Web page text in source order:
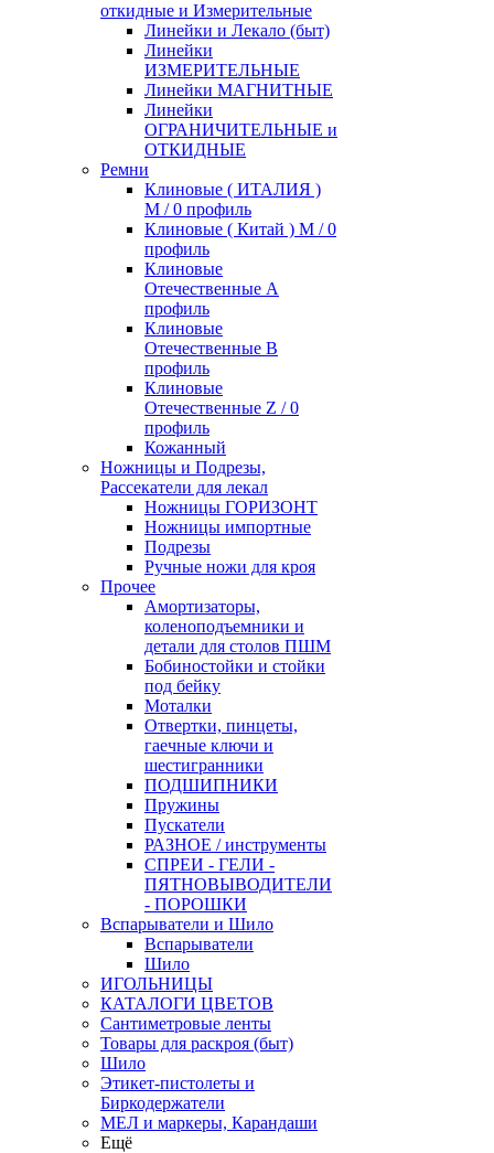
откидные и Измерительные
Линейки и Лекало (быт)
Линейки
ИЗМЕРИТЕЛЬНЫЕ
Линейки МАГНИТНЫЕ
Линейки
ОГРАНИЧИТЕЛЬНЫЕ и
ОТКИДНЫЕ
Ремни
Клиновые ( ИТАЛИЯ )
М / 0 профиль
Клиновые ( Китай ) М / 0
профиль
Клиновые
Отечественные А
профиль
Клиновые
Отечественные В
профиль
Клиновые
Отечественные Z / 0
профиль
Кожанный
Ножницы и Подрезы,
Рассекатели для лекал
Ножницы ГОРИЗОНТ
Ножницы импортные
Подрезы
Ручные ножи для кроя
Прочее
Амортизаторы,
коленоподъемники и
детали для столов ПШМ
Бобиностойки и стойки
под бейку
Моталки
Отвертки, пинцеты,
гаечные ключи и
шестигранники
ПОДШИПНИКИ
Пружины
Пускатели
РАЗНОЕ / инструменты
СПРЕИ - ГЕЛИ -
ПЯТНОВЫВОДИТЕЛИ
- ПОРОШКИ
Вспарыватели и Шило
Вспарыватели
Шило
ИГОЛЬНИЦЫ
КАТАЛОГИ ЦВЕТОВ
Сантиметровые ленты
Товары для раскроя (быт)
Шило
Этикет-пистолеты и
Биркодержатели
МЕЛ и маркеры, Карандаши
Ещё